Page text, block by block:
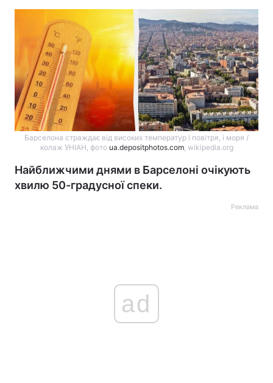
Барселона страждає від високих температур і повітря, і моря /
колаж УНІАН, фото ua.depositphotos.com, wikipedia.org
Найближчими днями в Барселоні очікують
хвилю 50-градусної спеки.
Реклама
ad